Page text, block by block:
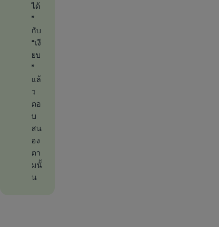
ได้
”
กับ
“เงี
ยบ
”
แล้
ว
ตอ
บ
สน
อง
ตา
มนั้
น